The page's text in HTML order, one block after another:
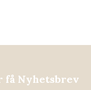
få Nyhetsbrev